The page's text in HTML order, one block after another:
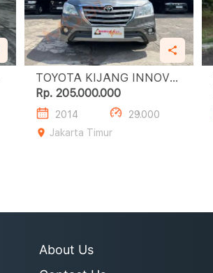
TOYOTA KIJANG INNOVA
2.0 G LUXURY AT
Rp. 205.000.000
2014
29.000
Jakarta Timur
About Us